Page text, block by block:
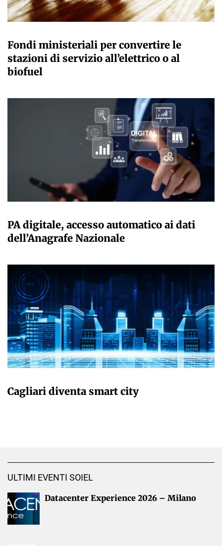
Fondi ministeriali per convertire le
stazioni di servizio all’elettrico o al
biofuel
PA digitale, accesso automatico ai dati
dell’Anagrafe Nazionale
Cagliari diventa smart city
ULTIMI EVENTI SOIEL
Datacenter Experience 2026 – Milano